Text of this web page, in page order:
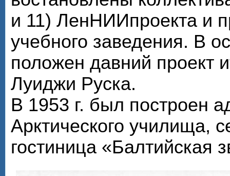
и 11) ЛенНИИпроекта и
учебного заведения. В
положен давний проект
Луиджи Руска.
В 1953 г. был построен
Арктического училища,
гостиница «Балтийская